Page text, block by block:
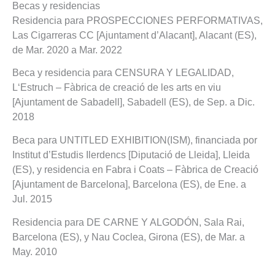
Becas y residencias
Residencia para PROSPECCIONES PERFORMATIVAS,
Las Cigarreras CC [Ajuntament d’Alacant], Alacant (ES),
de Mar. 2020 a Mar. 2022
Beca y residencia para CENSURA Y LEGALIDAD,
L‘Estruch – Fàbrica de creació de les arts en viu
[Ajuntament de Sabadell], Sabadell (ES), de Sep. a Dic.
2018
Beca para UNTITLED EXHIBITION(ISM), financiada por
Institut d’Estudis Ilerdencs [Diputació de Lleida], Lleida
(ES), y residencia en Fabra i Coats – Fàbrica de Creació
[Ajuntament de Barcelona], Barcelona (ES), de Ene. a
Jul. 2015
Residencia para DE CARNE Y ALGODÓN, Sala Rai,
Barcelona (ES), y Nau Coclea, Girona (ES), de Mar. a
May. 2010